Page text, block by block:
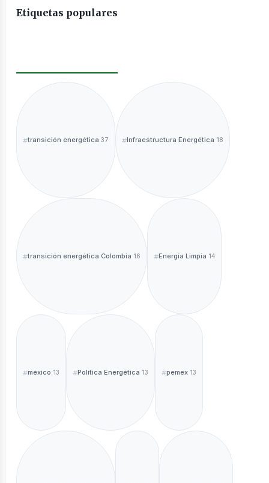
Etiquetas populares
transición energética 37 Infraestructura Energética 18
transición energética Colombia 16 Energía Limpia 14
méxico 13 Política Energética 13 pemex 13